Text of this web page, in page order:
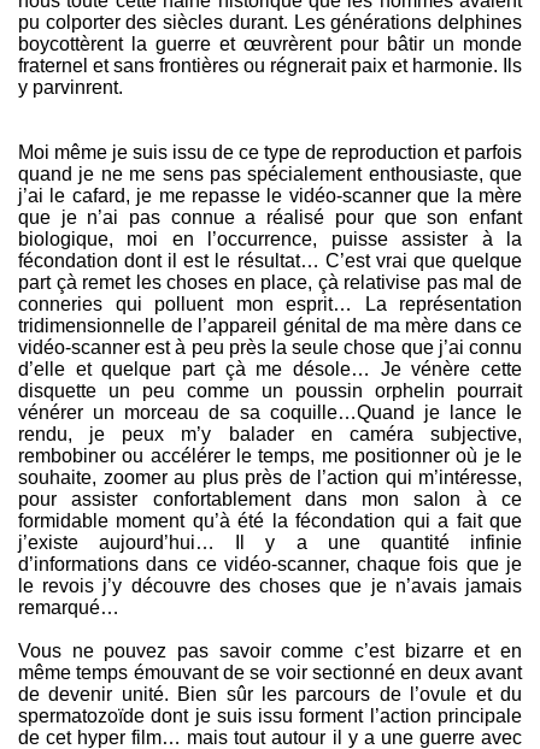
pu colporter des siècles durant. Les générations delphines
boycottèrent la guerre et œuvrèrent pour bâtir un monde
fraternel et sans frontières ou régnerait paix et harmonie. Ils
y parvinrent.
Moi même je suis issu de ce type de reproduction et parfois
quand je ne me sens pas spécialement enthousiaste, que
j’ai le cafard, je me repasse le vidéo-scanner que la mère
que je n’ai pas connue a réalisé pour que son enfant
biologique, moi en l’occurrence, puisse assister à la
fécondation dont il est le résultat… C’est vrai que quelque
part çà remet les choses en place, çà relativise pas mal de
conneries qui polluent mon esprit… La représentation
tridimensionnelle de l’appareil génital de ma mère dans ce
vidéo-scanner est à peu près la seule chose que j’ai connu
d’elle et quelque part çà me désole… Je vénère cette
disquette un peu comme un poussin orphelin pourrait
vénérer un morceau de sa coquille…Quand je lance le
rendu, je peux m’y balader en caméra subjective,
rembobiner ou accélérer le temps, me positionner où je le
souhaite, zoomer au plus près de l’action qui m’intéresse,
pour assister confortablement dans mon salon à ce
formidable moment qu’à été la fécondation qui a fait que
j’existe aujourd’hui… Il y a une quantité infinie
d’informations dans ce vidéo-scanner, chaque fois que je
le revois j’y découvre des choses que je n’avais jamais
remarqué…
Vous ne pouvez pas savoir comme c’est bizarre et en
même temps émouvant de se voir sectionné en deux avant
de devenir unité. Bien sûr les parcours de l’ovule et du
spermatozoïde dont je suis issu forment l’action principale
de cet hyper film… mais tout autour il y a une guerre avec